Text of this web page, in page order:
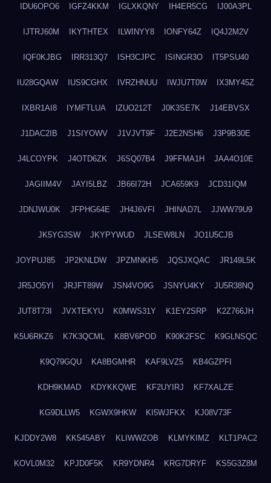
IDU6OPO6 IGFZ4KKM IGLXKQNY IH4ER5CG IJ00A3PL
IJTRJ60M IKYTHTEX ILWINYY8 IONFY64Z IQ4J2M2V
IQF0KJBG IRR313Q7 ISH3CJPC ISINGR3O IT5PSU40
IU28GQAW IUS9CGHX IVRZHNUU IWJU7T0W IX3MY45Z
IXBR1AI8 IYMFTLUA IZUO212T J0K3SE7K J14EBVSX
J1DAC2IB J1SIYOWV J1VJVT9F J2E2NSH6 J3P9B30E
J4LCOYPK J4OTD6ZK J6SQ07B4 J9FFMA1H JAA4O10E
JAGIIM4V JAYI5LBZ JB66I72H JCA659K9 JCD31IQM
JDNJWU0K JFPHG64E JH4J6VFI JHINAD7L JJWW79U9
JK5YG3SW JKYPYWUD JLSEW8LN JO1U5CJB
JOYPUJ85 JP2KNLDW JPZMNKH5 JQSJXQAC JR149L5K
JR5JO5YI JRJFT89W JSN4VO9G JSNYU4KY JU5R38NQ
JUT8T73I JVXTEKYU K0MWS31Y K1EY2SRP K2Z766JH
K5U6RKZ6 K7K3QCML K8BV6POD K90K2FSC K9GLNSQC
K9Q79GQU KA8BGMHR KAF9LVZ5 KB4GZPFI
KDH9KMAD KDYKKQWE KF2UYIRJ KF7XALZE
KG9DLLW5 KGWX9HKW KI5WJFKX KJ08V73F
KJDDY2W8 KK545ABY KLIWWZOB KLMYKIMZ KLT1PAC2
KOVL0M32 KPJD0F5K KR9YDNR4 KRG7DRYF KS5G3Z8M